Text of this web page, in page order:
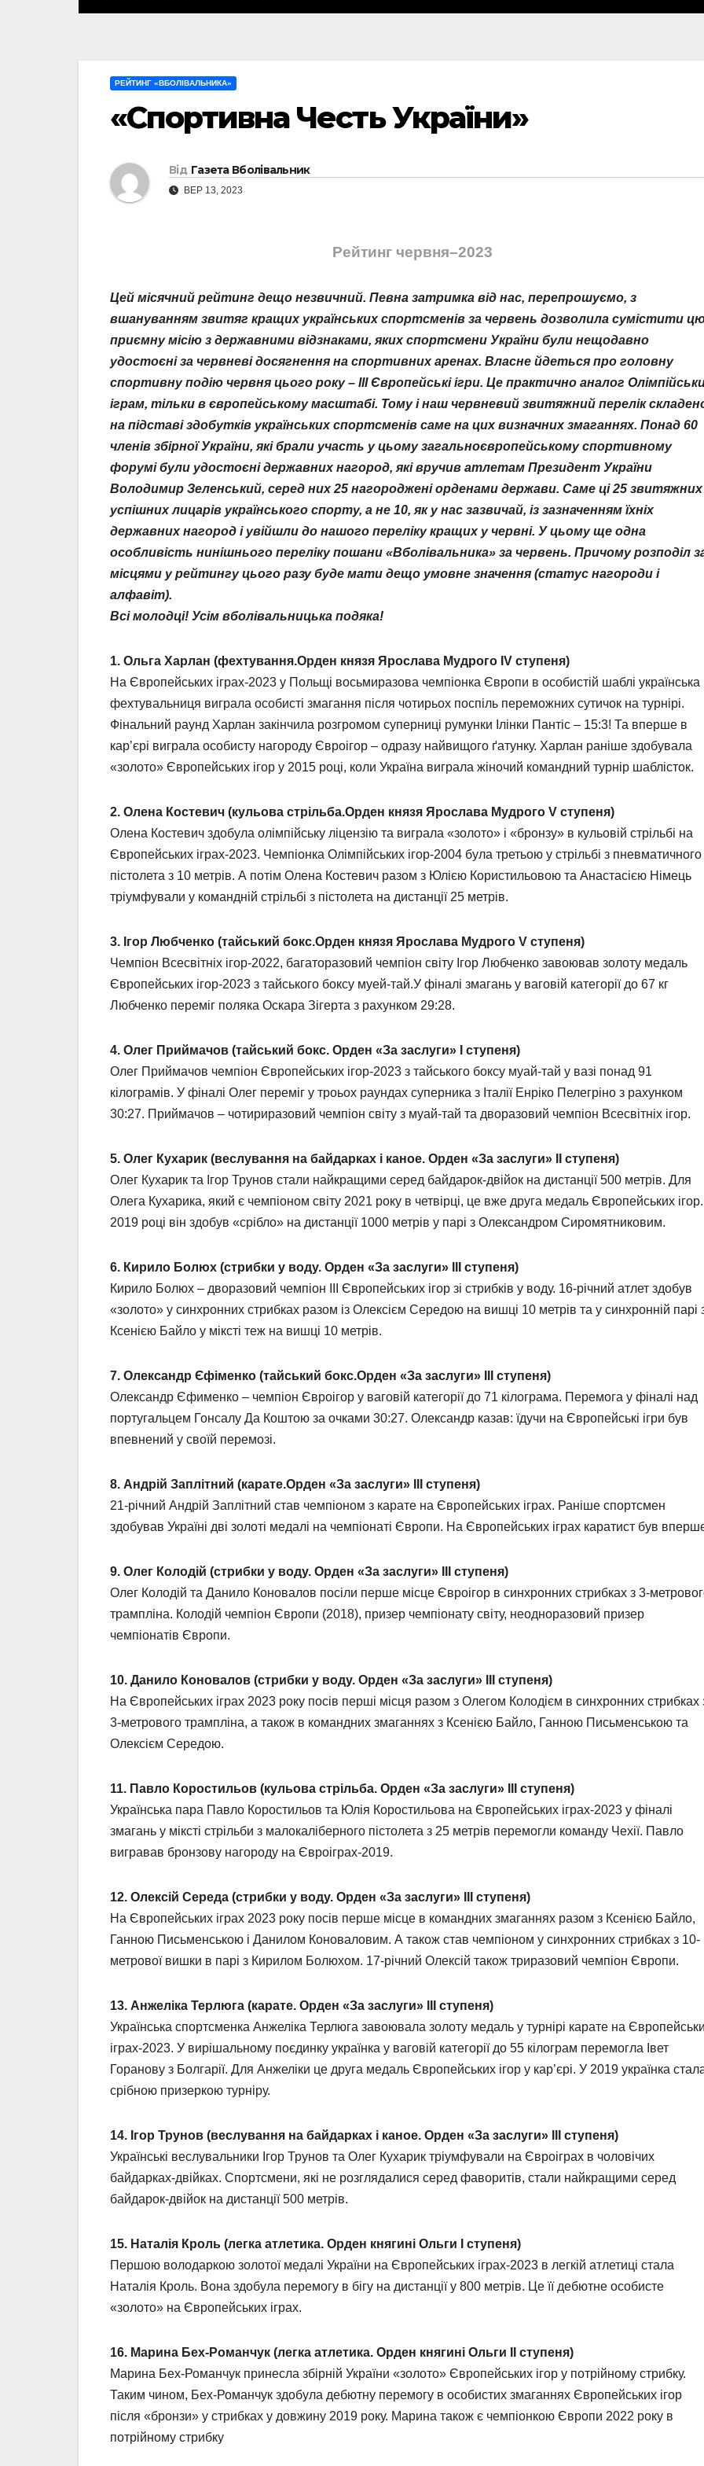
РЕЙТИНГ «ВБОЛІВАЛЬНИКА»
«Спортивна Честь України»
Від Газета Вболівальник
ВЕР 13, 2023
Рейтинг червня–2023
Цей місячний рейтинг дещо незвичний. Певна затримка від нас, перепрошуємо, з
вшануванням звитяг кращих українських спортсменів за червень дозволила сумістити
приємну місію з державними відзнаками, яких спортсмени України були нещодавно
удостоєні за червневі досягнення на спортивних аренах. Власне йдеться про головну
спортивну подію червня цього року – ІІІ Європейські ігри. Це практично аналог
іграм, тільки в європейському масштабі. Тому і наш червневий звитяжний перелік
на підставі здобутків українських спортсменів саме на цих визначних змаганнях. Понад 60
членів збірної України, які брали участь у цьому загальноєвропейському спортивному
форумі були удостоєні державних нагород, які вручив атлетам Президент України
Володимир Зеленський, серед них 25 нагороджені орденами держави. Саме ці 25 звитяжних
успішних лицарів українського спорту, а не 10, як у нас зазвичай, із зазначенням їхніх
державних нагород і увійшли до нашого переліку кращих у червні. У цьому ще одна
особливість нинішнього переліку пошани «Вболівальника» за червень. Причому розподіл
місцями у рейтингу цього разу буде мати дещо умовне значення (статус нагороди і
алфавіт).
Всі молодці! Усім вболівальницька подяка!
1. Ольга Харлан (фехтування.Орден князя Ярослава Мудрого ІV ступеня)
На Європейських іграх-2023 у Польщі восьмиразова чемпіонка Європи в особистій шаблі українська
фехтувальниця виграла особисті змагання після чотирьох поспіль переможних сутичок на турнірі.
Фінальний раунд Харлан закінчила розгромом суперниці румунки Ілінки Пантіс – 15:3! Та вперше в
кар’єрі виграла особисту нагороду Євроігор – одразу найвищого ґатунку. Харлан раніше здобувала
«золото» Європейських ігор у 2015 році, коли Україна виграла жіночий командний турнір шаблісток.
2. Олена Костевич (кульова стрільба.Орден князя Ярослава Мудрого V ступеня)
Олена Костевич здобула олімпійську ліцензію та виграла «золото» і «бронзу» в кульовій стрільбі на
Європейських іграх-2023. Чемпіонка Олімпійських ігор-2004 була третьою у стрільбі з пневматичного
пістолета з 10 метрів. А потім Олена Костевич разом з Юлією Користильовою та Анастасією Німець
тріумфували у командній стрільбі з пістолета на дистанції 25 метрів.
3. Ігор Любченко (тайський бокс.Орден князя Ярослава Мудрого V ступеня)
Чемпіон Всесвітніх ігор-2022, багаторазовий чемпіон світу Ігор Любченко завоював золоту медаль
Європейських ігор-2023 з тайського боксу муей-тай.У фіналі змагань у ваговій категорії до 67 кг
Любченко переміг поляка Оскара Зігерта з рахунком 29:28.
4. Олег Приймачов (тайський бокс. Орден «За заслуги» І ступеня)
Олег Приймачов чемпіон Європейських ігор-2023 з тайського боксу муай-тай у вазі понад 91
кілограмів. У фіналі Олег переміг у троьох раундах суперника з Італії Енріко Пелегріно з рахунком
30:27. Приймачов – чотириразовий чемпіон світу з муай-тай та дворазовий чемпіон Всесвітніх ігор.
5. Олег Кухарик (веслування на байдарках і каное. Орден «За заслуги» ІІ ступеня)
Олег Кухарик та Ігор Трунов стали найкращими серед байдарок-двійок на дистанції 500 метрів. Для
Олега Кухарика, який є чемпіоном світу 2021 року в четвірці, це вже друга медаль Європейських
2019 році він здобув «срібло» на дистанції 1000 метрів у парі з Олександром Сиромятниковим.
6. Кирило Болюх (стрибки у воду. Орден «За заслуги» ІІІ ступеня)
Кирило Болюх – дворазовий чемпіон ІІІ Європейських ігор зі стрибків у воду. 16-річний атлет здобув
«золото» у синхронних стрибках разом із Олексієм Середою на вишці 10 метрів та у синхронній парі
Ксенією Байло у міксті теж на вишці 10 метрів.
7. Олександр Єфіменко (тайський бокс.Орден «За заслуги» ІІІ ступеня)
Олександр Єфименко – чемпіон Євроігор у ваговій категорії до 71 кілограма. Перемога у фіналі над
португальцем Гонсалу Да Коштою за очками 30:27. Олександр казав: їдучи на Європейські ігри був
впевнений у своїй перемозі.
8. Андрій Заплітний (карате.Орден «За заслуги» ІІІ ступеня)
21-річний Андрій Заплітний став чемпіоном з карате на Європейських іграх. Раніше спортсмен
здобував Україні дві золоті медалі на чемпіонаті Європи. На Європейських іграх каратист був
9. Олег Колодій (стрибки у воду. Орден «За заслуги» ІІІ ступеня)
Олег Колодій та Данило Коновалов посіли перше місце Євроігор в синхронних стрибках з 3-
трампліна. Колодій чемпіон Європи (2018), призер чемпіонату світу, неодноразовий призер
чемпіонатів Європи.
10. Данило Коновалов (стрибки у воду. Орден «За заслуги» ІІІ ступеня)
На Європейських іграх 2023 року посів перші місця разом з Олегом Колодієм в синхронних стрибках
3-метрового трампліна, а також в командних змаганнях з Ксенією Байло, Ганною Письменською та
Олексієм Середою.
11. Павло Коростильов (кульова стрільба. Орден «За заслуги» ІІІ ступеня)
Українська пара Павло Коростильов та Юлія Коростильова на Європейських іграх-2023 у фіналі
змагань у міксті стрільби з малокаліберного пістолета з 25 метрів перемогли команду Чехії. Павло
вигравав бронзову нагороду на Євроіграх-2019.
12. Олексій Середа (стрибки у воду. Орден «За заслуги» ІІІ ступеня)
На Європейських іграх 2023 року посів перше місце в командних змаганнях разом з Ксенією Байло,
Ганною Письменською і Данилом Коноваловим. А також став чемпіоном у синхронних стрибках з 10-
метрової вишки в парі з Кирилом Болюхом. 17-річний Олексій також триразовий чемпіон Європи.
13. Анжеліка Терлюга (карате. Орден «За заслуги» ІІІ ступеня)
Українська спортсменка Анжеліка Терлюга завоювала золоту медаль у турнірі карате на
іграх-2023. У вирішальному поєдинку українка у ваговій категорії до 55 кілограм перемогла Івет
Горанову з Болгарії. Для Анжеліки це друга медаль Європейських ігор у кар’єрі. У 2019 українка
срібною призеркою турніру.
14. Ігор Трунов (веслування на байдарках і каное. Орден «За заслуги» ІІІ ступеня)
Українські веслувальники Ігор Трунов та Олег Кухарик тріумфували на Євроіграх в чоловічих
байдарках-двійках. Спортсмени, які не розглядалися серед фаворитів, стали найкращими серед
байдарок-двійок на дистанції 500 метрів.
15. Наталія Кроль (легка атлетика. Орден княгині Ольги І ступеня)
Першою володаркою золотої медалі України на Європейських іграх-2023 в легкій атлетиці стала
Наталія Кроль. Вона здобула перемогу в бігу на дистанції у 800 метрів. Це її дебютне особисте
«золото» на Європейських іграх.
16. Марина Бех-Романчук (легка атлетика. Орден княгині Ольги ІІ ступеня)
Марина Бех-Романчук принесла збірній України «золото» Європейських ігор у потрійному стрибку.
Таким чином, Бех-Романчук здобула дебютну перемогу в особистих змаганнях Європейських ігор
після «бронзи» у стрибках у довжину 2019 року. Марина також є чемпіонкою Європи 2022 року в
потрійному стрибку